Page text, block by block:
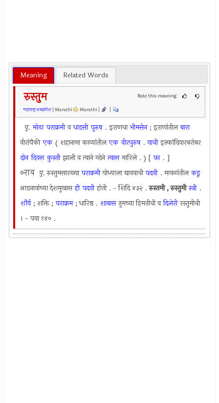
Meaning Related Words
Rate this meaning
रुस्तुम
महाराष्ट्र शब्दकोश | Marathi Marathi | |
पु. मोठा पराक्रमीवधाडसी पुरुष . इराणचाभीमसेन ; इराणांतीलबारा
वीरांपैकीएक ( शहानामा काव्यांतीलएक वीरपुरुष .याची इस्फांदियारबरोबर
दोन दिवस कुस्तीझाली व त्याने गदेनेत्यासमारिले . ) [फा . ]
०राव पु. रुस्तुमसारख्यापराक्रमीयोध्याला द्यावयाचीपदवी . मावळांतीलकडू
आडनावांच्या देशमुखासही पदवीहोती . - शिदि ४३२ .रुस्तमी ,रुस्तुमी स्त्री .
शौर्य ; शक्ति ;पराक्रम ; धारिष्ठ . शाबासतुमच्या हिमतीची वदिलेरीरस्तुमीची
। - पया १४० .